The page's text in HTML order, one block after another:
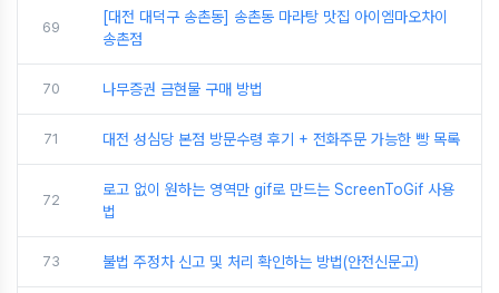
69
[대전 대덕구 송촌동] 송촌동 마라탕 맛집 아이엠마오차이
송촌점
70 나무증권 금현물 구매 방법
71 대전 성심당 본점 방문수령 후기 + 전화주문 가능한 빵 목록
72
로고 없이 원하는 영역만 gif로 만드는 ScreenToGif 사용
법
73 불법 주정차 신고 및 처리 확인하는 방법(안전신문고)